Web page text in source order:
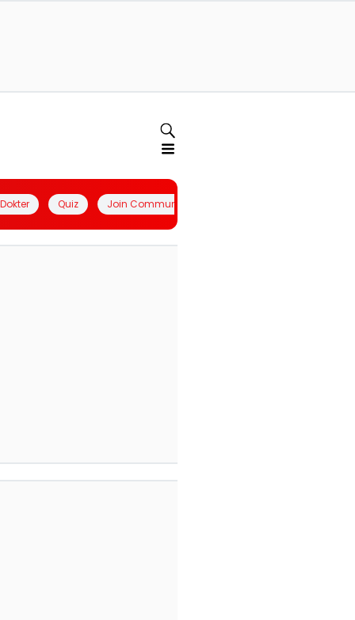
Quiz Join Community